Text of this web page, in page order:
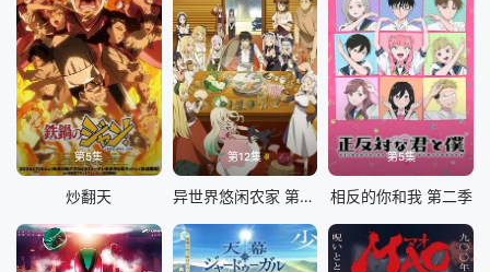
第5集
炒翻天
第12集
异世界悠闲农家 第二季
第5集
相反的你和我 第二季